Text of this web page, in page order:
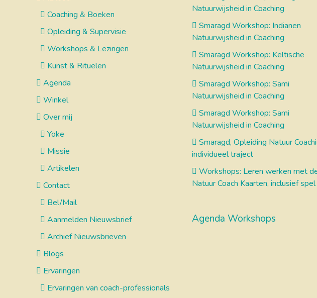
Coaching & Boeken
Opleiding & Supervisie
Workshops & Lezingen
Kunst & Rituelen
Agenda
Winkel
Over mij
Yoke
Missie
Artikelen
Contact
Bel/Mail
Aanmelden Nieuwsbrief
Archief Nieuwsbrieven
Blogs
Ervaringen
Ervaringen van coach-professionals
Natuurwijsheid in Coaching
Smaragd Workshop: Indianen
Natuurwijsheid in Coaching
Smaragd Workshop: Keltische
Natuurwijsheid in Coaching
Smaragd Workshop: Sami
Natuurwijsheid in Coaching
Smaragd Workshop: Sami
Natuurwijsheid in Coaching
Smaragd, Opleiding Natuur
individueel traject
Workshops: Leren werken met
Natuur Coach Kaarten, inclusief spel
Agenda Workshops